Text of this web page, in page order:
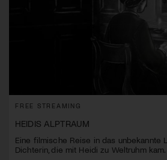
FREE STREAMING
HEIDIS ALPTRAUM
Eine filmische Reise in das unbekannte
Dichterin, die mit Heidi zu Weltruhm kam.